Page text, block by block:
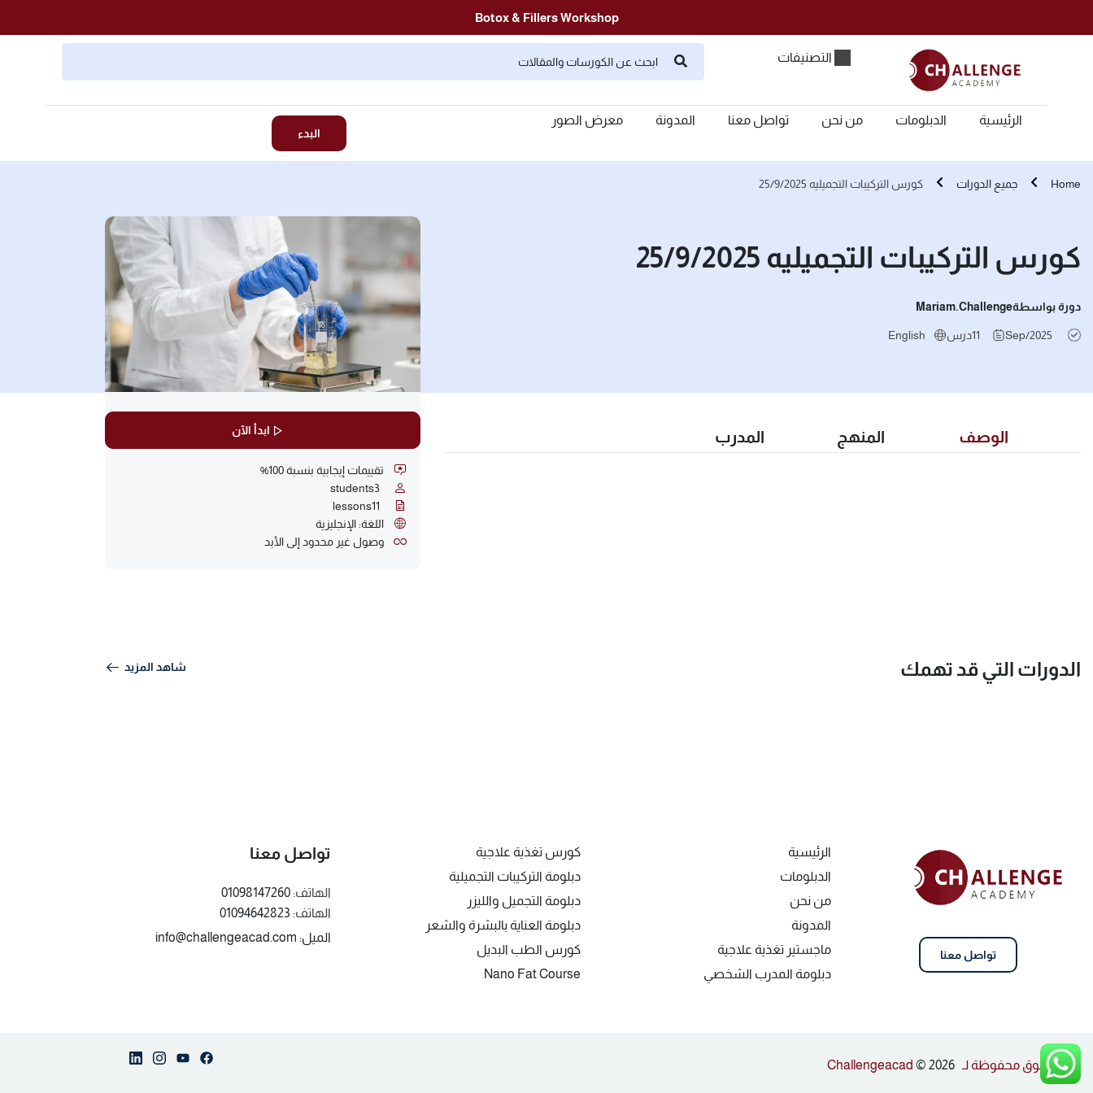
Botox & Fillers Workshop
التصنيفات
الرئيسية الدبلومات من نحن تواصل معنا المدونة معرض الصور
البدء
Home جميع الدورات كورس التركيبات التجميليه 25/9/2025
كورس التركيبات التجميليه 25/9/2025
دورة بواسطةMariam.challenge
Sep/2025
11درس English
الوصف المنهج المدرب ابدأ الآن
تقييمات إيجابية بنسبة 100%
3
students
11
lessons
اللغة: الإنجليزية
وصول غير محدود إلى الأبد
الدورات التي قد تهمك شاهد المزيد
تواصل معنا
الرئيسية
الدبلومات
من نحن
المدونة
ماجستير تغذية علاجية
دبلومة المدرب الشخصي
كورس تغذية علاجية
دبلومة التركيبات التجميلية
دبلومة التجميل والليزر
دبلومة العناية بالبشرة والشعر
كورس الطب البديل
Nano Fat Course
تواصل معنا
الهاتف:01098147260
الهاتف: 01094642823
الميل: info@challengeacad.com
كل الحقوق محفوظة لـ Challengeacad © 2026